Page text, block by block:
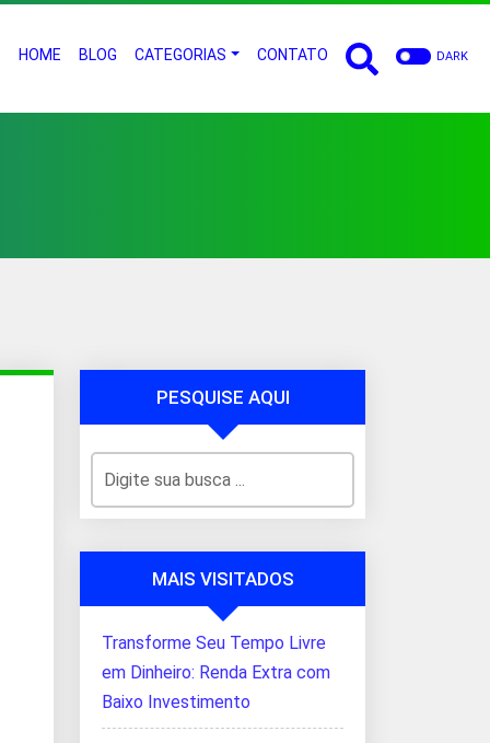
HOME BLOG CATEGORIAS CONTATO DARK
PESQUISE AQUI
MAIS VISITADOS
Transforme Seu Tempo Livre
em Dinheiro: Renda Extra com
Baixo Investimento